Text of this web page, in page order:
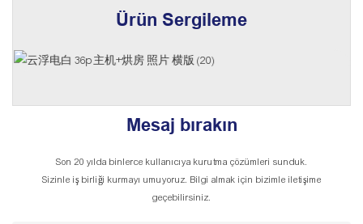
Ürün Sergileme
Mesaj bırakın
Son 20 yılda binlerce kullanıcıya kurutma çözümleri sunduk.
Sizinle iş birliği kurmayı umuyoruz. Bilgi almak için bizimle iletişime
geçebilirsiniz.